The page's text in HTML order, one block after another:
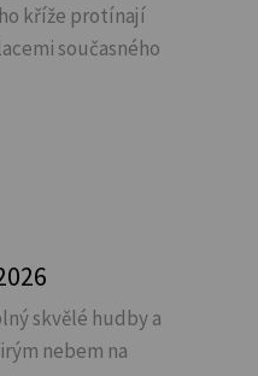
kříže protínají
současného
skvělé hudby a
nebem na